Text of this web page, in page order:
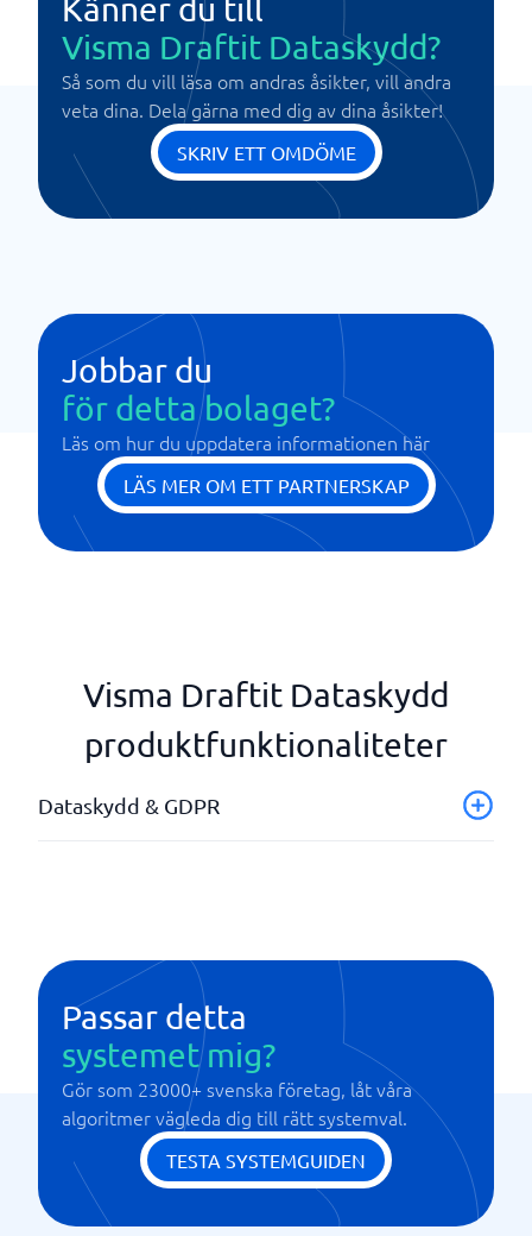
Känner du till
Visma Draftit Dataskydd?
Så som du vill läsa om andras åsikter, vill andra
veta dina. Dela gärna med dig av dina åsikter!
SKRIV ETT OMDÖME
Jobbar du
för detta bolaget?
Läs om hur du uppdatera informationen här
LÄS MER OM ETT PARTNERSKAP
Visma Draftit Dataskydd
produktfunktionaliteter
Dataskydd & GDPR
Ramverk för efterlevnad av GDPR
Registerförteckningar
Passar detta
systemet mig?
Gör som 23000+ svenska företag, låt våra
algoritmer vägleda dig till rätt systemval.
TESTA SYSTEMGUIDEN